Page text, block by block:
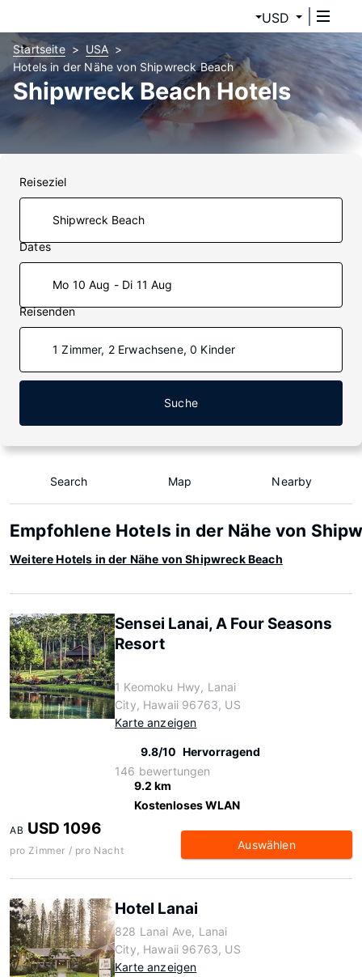
USD
Startseite
USA
Hotels in der Nähe von Shipwreck Beach
Shipwreck Beach Hotels
Reiseziel
Dates
Mo 10 Aug - Di 11 Aug
Reisenden
1 Zimmer, 2 Erwachsene, 0 Kinder
Suche
Search Map Nearby
Empfohlene Hotels in der Nähe von
Weitere Hotels in der Nähe von Shipwreck Beach
Sensei Lanai, A Four Seasons
Resort
1 Keomoku Hwy, Lanai
City, Hawaii 96763, US
Karte anzeigen
9.8/10 Hervorragend
146 bewertungen
9.2 km
Kostenloses WLAN
AB USD 1096
pro Zimmer / pro Nacht Auswählen
Hotel Lanai
828 Lanai Ave, Lanai
City, Hawaii 96763, US
Karte anzeigen